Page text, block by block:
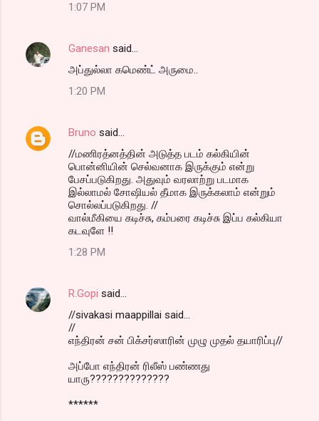
1:07 PM
Ganesan said…
அப்துல்லா கமெண்ட் அருமை..
1:20 PM
Bruno said…
//மணிரத்னத்தின் அடுத்த படம் கல்கியின்
பொன்னியின் செல்வனாக இருக்கும் என்று
பேசப்படுகிறது. அதுவும் வரலாற்று படமாக
இல்லாமல் சோஷியல் தீமாக இருக்கலாம் என்றும்
சொல்லப்படுகிறது. //
வால்மீகியை கடிச்சு, கம்பரை கடிச்சு இப்ப கல்கியா
கடவுளே !!
1:28 PM
R.Gopi said…
//sivakasi maappillai said...
//
எந்திரன் சன் பிக்சர்ஸாரின் முழு முதல் தயாரிப்பு//
அப்போ எந்திரன் ரிலீஸ் பண்ணது
யாரு??????????????
******